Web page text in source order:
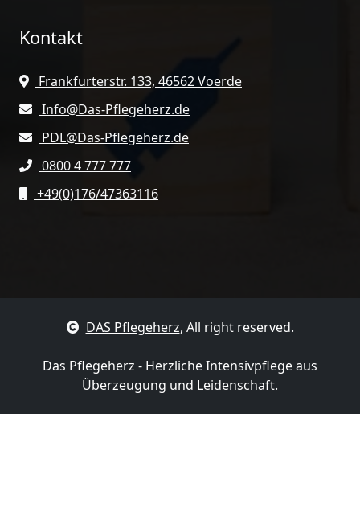
Kontakt
Frankfurterstr. 133, 46562 Voerde
Info@Das-Pflegeherz.de
PDL@Das-Pflegeherz.de
0800 4 777 777
+49(0)176/47363116
DAS Pflegeherz, All right reserved.
Das Pflegeherz - Herzliche Intensivpflege aus
Überzeugung und Leidenschaft.